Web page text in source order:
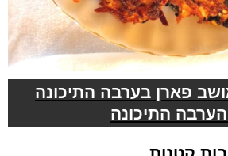
פארן בערבה התיכונה
הערבה התיכונה